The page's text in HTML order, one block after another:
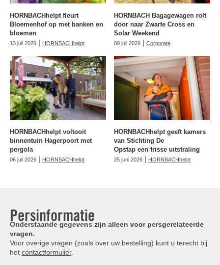
HORNBACHhelpt fleurt
Bloemenhof op met banken en
bloemen
13 juli 2026 | HORNBACHhelpt
HORNBACH Bagagewagen rolt
door naar Zwarte Cross en
Solar Weekend
09 juli 2026 | Corporate
HORNBACHhelpt voltooit
binnentuin Hagerpoort met
pergola
06 juli 2026 | HORNBACHhelpt
HORNBACHhelpt geeft kamers
van Stichting De
Opstap een frisse uitstraling
25 juni 2026 | HORNBACHhelpt
Persinformatie
Onderstaande gegevens zijn alleen voor persgerelateerde
vragen.
Voor overige vragen (zoals over uw bestelling) kunt u terecht bij
het contactformulier.